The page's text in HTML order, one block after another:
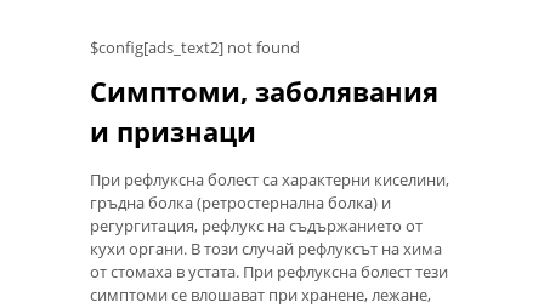
$config[ads_text2] not found
Симптоми, заболявания
и признаци
При рефлуксна болест са характерни киселини,
гръдна болка (ретростернална болка) и
регургитация, рефлукс на съдържанието от
кухи органи. В този случай рефлуксът на хима
от стомаха в устата. При рефлуксна болест тези
симптоми се влошават при хранене, лежане,